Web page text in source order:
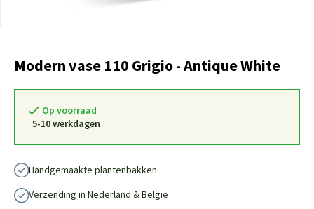
Modern vase 110 Grigio - Antique White
Op voorraad
5-10 werkdagen
Handgemaakte plantenbakken
Verzending in Nederland & België